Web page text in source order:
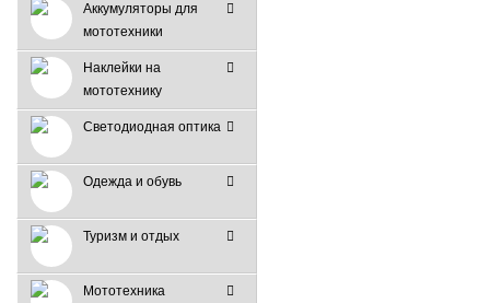
Аккумуляторы для
мототехники
Наклейки на
мототехнику
Светодиодная оптика
Одежда и обувь
Туризм и отдых
Мототехника